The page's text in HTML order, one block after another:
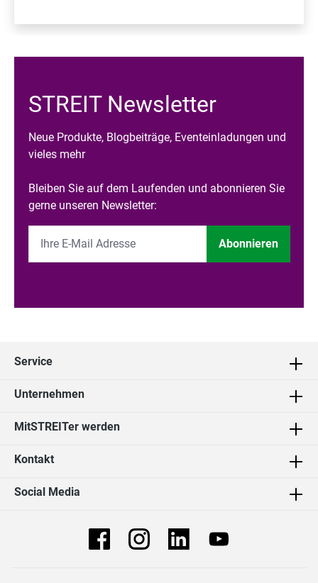
STREIT Newsletter
Neue Produkte, Blogbeiträge, Eventeinladungen und
vieles mehr
Bleiben Sie auf dem Laufenden und abonnieren Sie
gerne unseren Newsletter:
Abonnieren
Service
Unternehmen
MitSTREITer werden
Kontakt
Social Media